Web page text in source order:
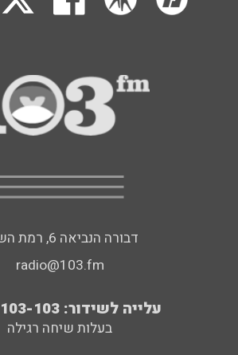
דבורה הנביאה 6, רמת השרון
radio@103.fm
עלייה לשידור: 0552-103-103
בעלות שיחה רגילה